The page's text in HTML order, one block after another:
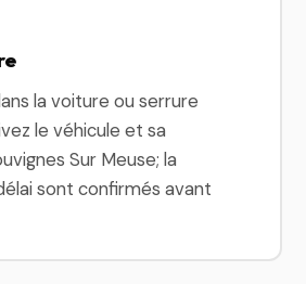
la voiture ou serrure
le véhicule et sa
Sur Meuse; la
sont confirmés avant